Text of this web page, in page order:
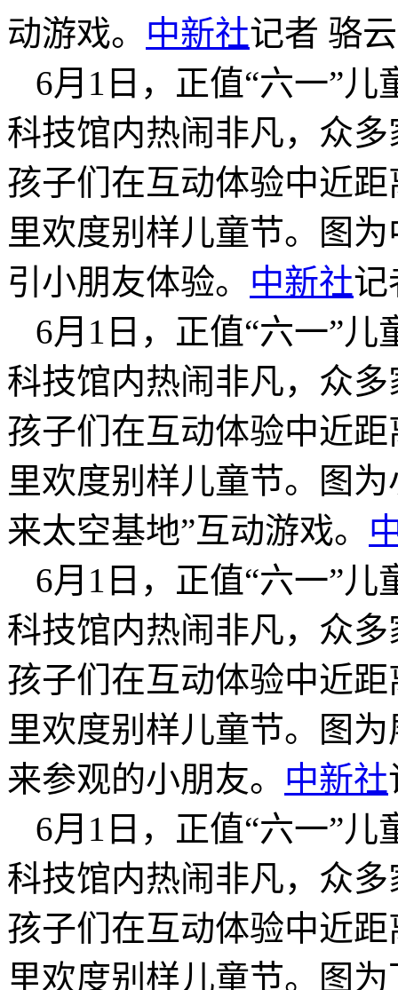
动游戏。 中新社记者 骆
6月1日，正值“六一”
科技馆内热闹非凡，众
孩子们在互动体验中近
里欢度别样儿童节。图
引小朋友体验。 中新社记
6月1日，正值“六一”
科技馆内热闹非凡，众
孩子们在互动体验中近
里欢度别样儿童节。图
来太空基地”互动游戏。
6月1日，正值“六一”
科技馆内热闹非凡，众
孩子们在互动体验中近
里欢度别样儿童节。图
来参观的小朋友。 中新社
6月1日，正值“六一”
科技馆内热闹非凡，众
孩子们在互动体验中近
里欢度别样儿童节。图